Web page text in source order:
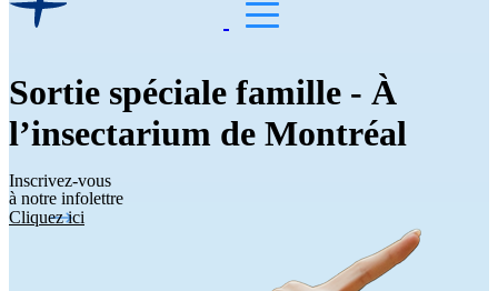
Sortie spéciale famille - À
l’insectarium de Montréal
Inscrivez-vous
à notre infolettre
Cliquez ici